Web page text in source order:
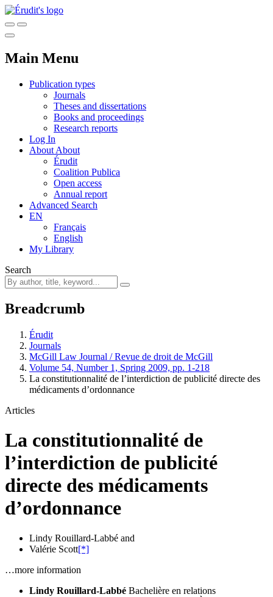
Main Menu
Publication types
Journals
Theses and dissertations
Books and proceedings
Research reports
Log In
About About
Érudit
Coalition Publica
Open access
Annual report
Advanced Search
EN
Français
English
My Library
Search
Breadcrumb
Érudit
Journals
McGill Law Journal / Revue de droit de McGill
Volume 54, Number 1, Spring 2009, pp. 1-218
La constitutionnalité de l’interdiction de publicité directe des
médicaments d’ordonnance
Articles
La constitutionnalité de
l’interdiction de publicité
directe des médicaments
d’ordonnance
Lindy Rouillard-Labbé and
Valérie Scott[*]
…more information
Lindy Rouillard-Labbé Bachelière en relations